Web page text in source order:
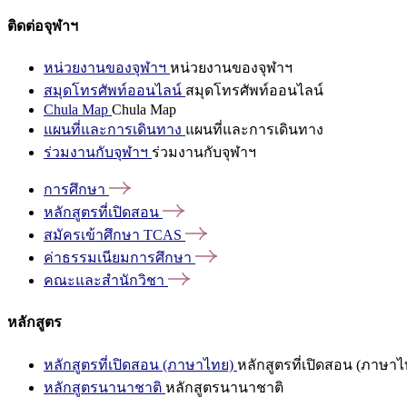
ติดต่อจุฬาฯ
หน่วยงานของจุฬาฯ หน่วยงานของจุฬาฯ
สมุดโทรศัพท์ออนไลน์ สมุดโทรศัพท์ออนไลน์
Chula Map Chula Map
แผนที่และการเดินทาง แผนที่และการเดินทาง
ร่วมงานกับจุฬาฯ ร่วมงานกับจุฬาฯ
การศึกษา
หลักสูตรที่เปิดสอน
สมัครเข้าศึกษา TCAS
ค่าธรรมเนียมการศึกษา
คณะและสำนักวิชา
หลักสูตร
หลักสูตรที่เปิดสอน (ภาษาไทย) หลักสูตรที่เปิดสอน (ภาษาไ
หลักสูตรนานาชาติ หลักสูตรนานาชาติ